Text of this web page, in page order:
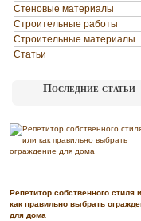
Стеновые материалы
Строительные работы
Строительные материалы
Статьи
Последние статьи
Репетитор собственного стиля
как правильно выбрать
для дома